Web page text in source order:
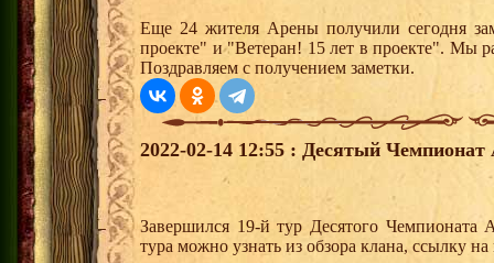
Еще 24 жителя Арены получили сегодня
проекте" и "Ветеран! 15 лет в проекте". Мы
Поздравляем с получением заметки.
2022-02-14 12:55 : Десятый
Завершился 19-й тур Десятого
тура можно узнать из обзора клана, ссылку